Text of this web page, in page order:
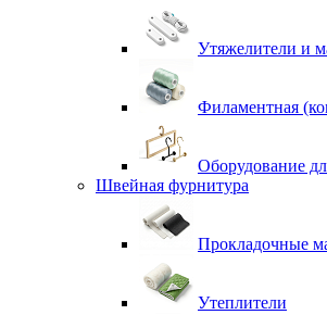
Утяжелители и
Филаментная
Оборудование
Швейная фурнитура
Прокладочные
Утеплители